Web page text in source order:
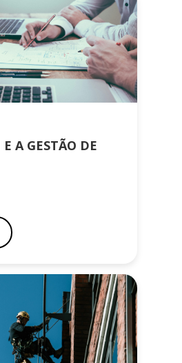
A GESTÃO DE